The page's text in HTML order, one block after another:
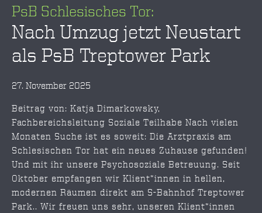
PsB Schlesisches Tor:
Nach Umzug jetzt Neustart
als PsB Treptower Park
27. November 2025
Beitrag von: Katja Dimarkowsky,
Fachbereichsleitung Soziale Teilhabe Nach vielen
Monaten Suche ist es soweit: Die Arztpraxis am
Schlesischen Tor hat ein neues Zuhause gefunden!
Und mit ihr unsere Psychosoziale Betreuung. Seit
Oktober empfangen wir Klient*innen in hellen,
modernen Räumen direkt am S-Bahnhof Treptower
Park.. Wir freuen uns sehr, unseren Klient*innen